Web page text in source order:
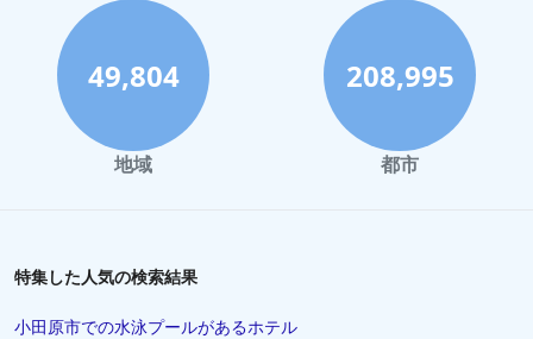
49,804
地域
208,995
都市
特集した人気の検索結果
小田原市での水泳プールがあるホテル